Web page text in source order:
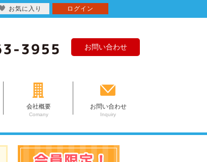
お問い合わせ
会社概要
Comany
お問い合わせ
Inquiry
お気に入り ログイン